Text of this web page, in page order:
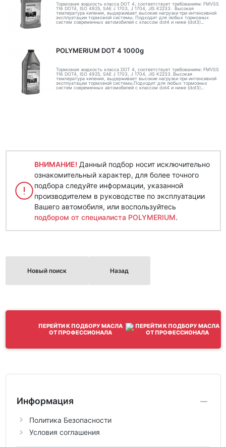
Тормозная жидкость класса DOT 4, соответствует требованиям: FMVSS
116 DOT4, ISO 4925, SAE J 1703, J 1704, JIS K2233. Высокая
температура кипения, выдерживает высокие нагрузки при интенсивной
эксплуатации тормозной системы. Подходит для любых тормозных
систем современных автомобилей с классом dot4 и ниже (dot3)...
POLYMERIUM DOT 4 1000g
Тормозная жидкость класса DOT 4, соответствует требованиям: FMVSS
116 DOT4, ISO 4925, SAE J 1703, J 1704, JIS K2233. Высокая
температура кипения, выдерживает высокие нагрузки при интенсивной
эксплуатации тормозной системы.Подходит для любых тормозных
систем современных автомобилей с классом dot4 и ниже (dot3)...
ВНИМАНИЕ! Данный подбор носит исключительно
ознакомительный характер, для более точного
подбора следуйте информации, указанной
производителем в руководстве по эксплуатации
Вашего автомобиля, или воспользуйтесь
подбором от специалиста POLYMERIUM.
Новый поиск Назад
ПЕРЕЙТИ К ПОДБОРУ МАСЛА
ОТ ПРОФЕССИОНАЛА
Информация
Политика Безопасности
Условия соглашения